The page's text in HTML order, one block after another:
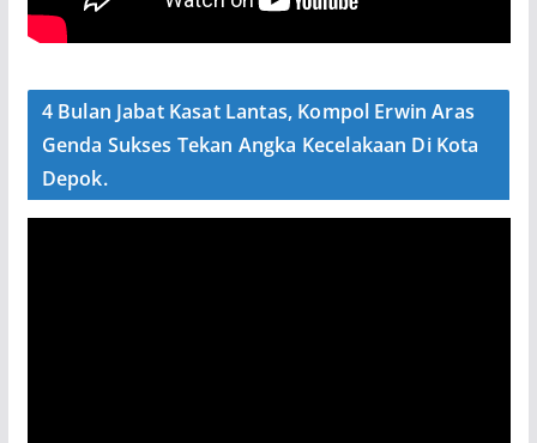
4 Bulan Jabat Kasat Lantas, Kompol Erwin Aras
Genda Sukses Tekan Angka Kecelakaan Di Kota
Depok.